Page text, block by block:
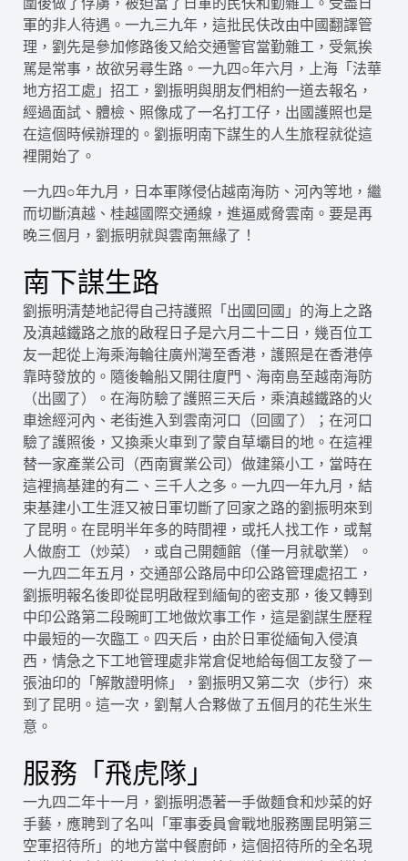
軍的非人待遇。一九三九年，這批民伕改由中國翻譯管
理，劉先是參加修路後又給交通警官當勤雜工，受氣挨
駡是常事，故欲另尋生路。一九四○年六月，上海「法華
地方招工處」招工，劉振明與朋友們相約一道去報名，
經過面試、體檢、照像成了一名打工仔，出國護照也是
在這個時候辦理的。劉振明南下謀生的人生旅程就從這
裡開始了。
一九四○年九月，日本軍隊侵佔越南海防、河內等地，繼
而切斷滇越、桂越國際交通線，進逼威脅雲南。要是再
晚三個月，劉振明就與雲南無緣了！
南下謀生路
劉振明清楚地記得自己持護照「出國回國」的海上之路
及滇越鐵路之旅的啟程日子是六月二十二日，幾百位工
友一起從上海乘海輪往廣州灣至香港，護照是在香港停
靠時發放的。隨後輪船又開往廈門、海南島至越南海防
（出國了）。在海防驗了護照三天后，乘滇越鐵路的火
車途經河內、老街進入到雲南河口（回國了）；在河口
驗了護照後，又換乘火車到了蒙自草壩目的地。在這裡
替一家產業公司（西南實業公司）做建築小工，當時在
這裡搞基建的有二、三千人之多。一九四一年九月，結
束基建小工生涯又被日軍切斷了回家之路的劉振明來到
了昆明。在昆明半年多的時間裡，或托人找工作，或幫
人做廚工（炒菜），或自己開麵館（僅一月就歇業）。
一九四二年五月，交通部公路局中印公路管理處招工，
劉振明報名後即從昆明啟程到緬甸的密支那，後又轉到
中印公路第二段畹町工地做炊事工作，這是劉謀生歷程
中最短的一次臨工。四天后，由於日軍從緬甸入侵滇
西，情急之下工地管理處非常倉促地給每個工友發了一
張油印的「解散證明條」，劉振明又第二次（步行）來
到了昆明。這一次，劉幫人合夥做了五個月的花生米生
意。
服務「飛虎隊」
一九四二年十一月，劉振明憑著一手做麵食和炒菜的好
手藝，應聘到了名叫「軍事委員會戰地服務團昆明第三
空軍招待所」的地方當中餐廚師，這個招待所的全名現